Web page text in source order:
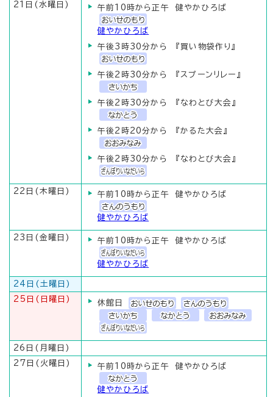
21日(水曜日) 午前10時から正午 健やかひろば
健やかひろば
午後3時30分から 『買い物袋作り』
午後2時30分から 『スプーンリレー』
午後2時30分から 『なわとび大会』
午後2時20分から 『かるた大会』
午後2時30分から 『なわとび大会』
22日(木曜日) 午前10時から正午 健やかひろば
健やかひろば
23日(金曜日) 午前10時から正午 健やかひろば
健やかひろば
24日(土曜日)
25日(日曜日)
休館日
26日(月曜日)
27日(火曜日)
午前10時から正午 健やかひろば
健やかひろば